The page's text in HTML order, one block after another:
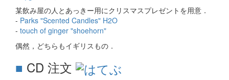
某飲み屋の人とあっきー用にクリスマスプレゼントを用意．
- Parks "Scented Candles" H2O
- touch of ginger "shoehorn"
偶然，どちらもイギリスもの．
■ CD 注文